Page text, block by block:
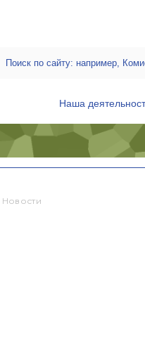
Наша
Новости